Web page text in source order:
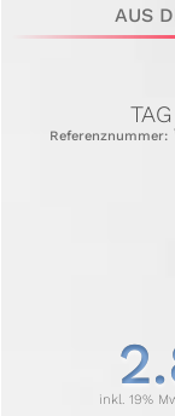
AUS
Referenznummer:
inkl. 19%